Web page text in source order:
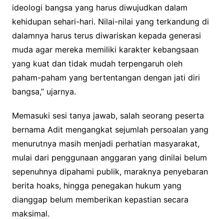
ideologi bangsa yang harus diwujudkan dalam
kehidupan sehari-hari. Nilai-nilai yang terkandung di
dalamnya harus terus diwariskan kepada generasi
muda agar mereka memiliki karakter kebangsaan
yang kuat dan tidak mudah terpengaruh oleh
paham-paham yang bertentangan dengan jati diri
bangsa,” ujarnya.
Memasuki sesi tanya jawab, salah seorang peserta
bernama Adit mengangkat sejumlah persoalan yang
menurutnya masih menjadi perhatian masyarakat,
mulai dari penggunaan anggaran yang dinilai belum
sepenuhnya dipahami publik, maraknya penyebaran
berita hoaks, hingga penegakan hukum yang
dianggap belum memberikan kepastian secara
maksimal.